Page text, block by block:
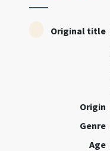
Original title
Origin
Genre
Age